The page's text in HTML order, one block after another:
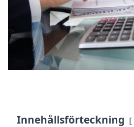
Innehållsförteckning